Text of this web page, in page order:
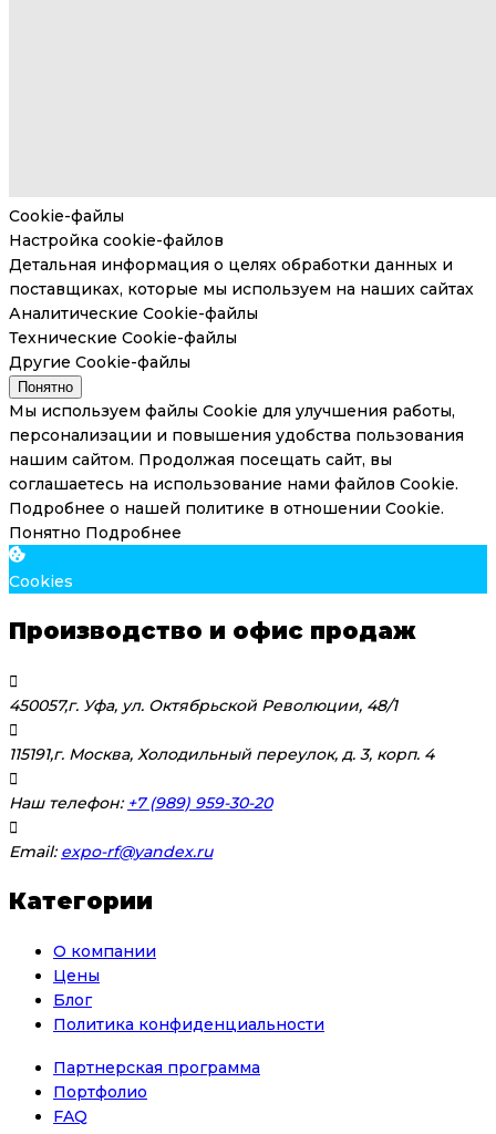
Cookie-файлы
Настройка cookie-файлов
Детальная информация о целях обработки данных и
поставщиках, которые мы используем на наших сайтах
Аналитические Cookie-файлы
Технические Cookie-файлы
Другие Cookie-файлы
Понятно
Мы используем файлы Cookie для улучшения работы,
персонализации и повышения удобства пользования
нашим сайтом. Продолжая посещать сайт, вы
соглашаетесь на использование нами файлов Cookie.
Подробнее о нашей политике в отношении Cookie.
Понятно Подробнее
Cookies
Производство и офис продаж
450057,г. Уфа, ул. Октябрьской Революции, 48/1
115191,г. Москва, Холодильный переулок, д. 3, корп. 4
Наш телефон: +7 (989) 959-30-20
Email: expo-rf@yandex.ru
Категории
О компании
Цены
Блог
Политика конфиденциальности
Партнерская программа
Портфолио
FAQ